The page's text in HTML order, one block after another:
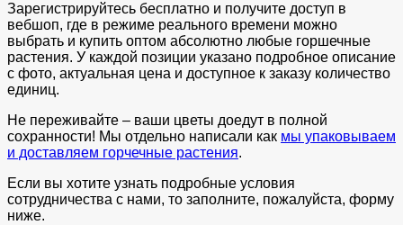
Зарегистрируйтесь бесплатно и получите доступ в
вебшоп, где в режиме реального времени можно
выбрать и купить оптом абсолютно любые горшечные
растения. У каждой позиции указано подробное описание
с фото, актуальная цена и доступное к заказу количество
единиц.
Не переживайте – ваши цветы доедут в полной
сохранности! Мы отдельно написали как мы упаковываем
и доставляем горчечные растения.
Если вы хотите узнать подробные условия
сотрудничества с нами, то заполните, пожалуйста, форму
ниже.